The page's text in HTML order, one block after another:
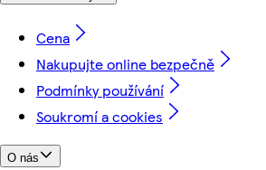
Cena
Nakupujte online bezpečně
Podmínky používání
Soukromí a cookies
O nás